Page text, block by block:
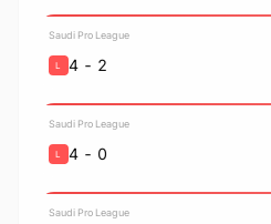
Saudi Pro League
2 - 4
L
Saudi Pro League
0 - 4
L
Saudi Pro League